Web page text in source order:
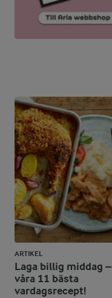
ARTIKEL
Laga billig middag –
våra 11 bästa
vardagsrecept!